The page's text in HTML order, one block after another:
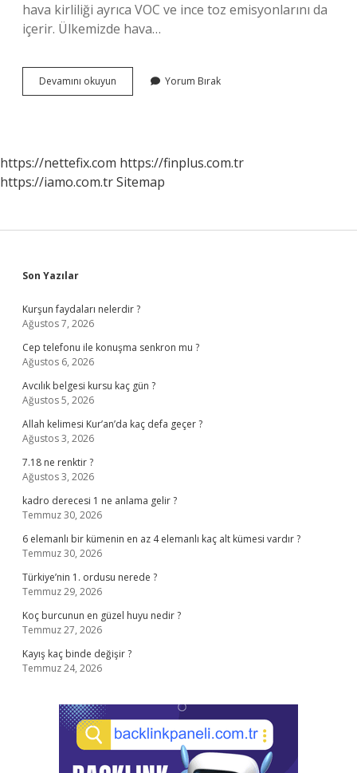
hava kirliliği ayrıca VOC ve ince toz emisyonlarını da
içerir. Ülkemizde hava…
Devamını okuyun Türkiyede
Hava
Yorum Bırak
https://nettefix.com https://finplus.com.tr
https://iamo.com.trSitemap
Sidebar
Son Yazılar
Kurşun faydaları nelerdir ?
Ağustos 7, 2026
Cep telefonu ile konuşma senkron mu ?
Ağustos 6, 2026
Avcılık belgesi kursu kaç gün ?
Ağustos 5, 2026
Allah kelimesi Kur’an’da kaç defa geçer ?
Ağustos 3, 2026
7.18 ne renktir ?
Ağustos 3, 2026
kadro derecesi 1 ne anlama gelir ?
Temmuz 30, 2026
6 elemanlı bir kümenin en az 4 elemanlı kaç alt kümesi vardır ?
Temmuz 30, 2026
Türkiye’nin 1. ordusu nerede ?
Temmuz 29, 2026
Koç burcunun en güzel huyu nedir ?
Temmuz 27, 2026
Kayış kaç binde değişir ?
Temmuz 24, 2026